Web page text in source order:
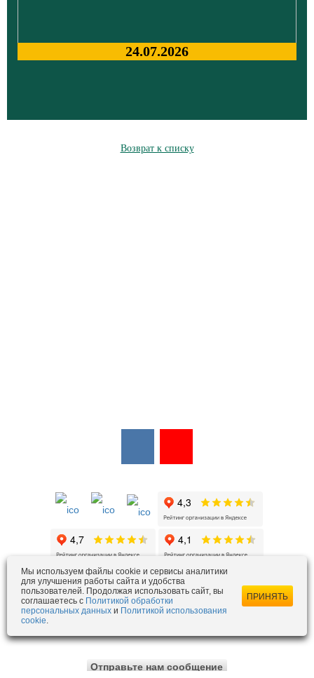
24.07.2026
Возврат к списку
ezois@ezois-es.ru- отдел продаж
snab@ezois-es.ru- отдел комплексных поставок
office@ezois-es.ru
Отправьте нам сообщение
Мы используем файлы cookie и сервисы аналитики
для улучшения работы сайта и удобства
пользователей. Продолжая использовать сайт, вы
соглашаетесь с Политикой обработки
персональных данных и Политикой использования
cookie.
ПРИНЯТЬ